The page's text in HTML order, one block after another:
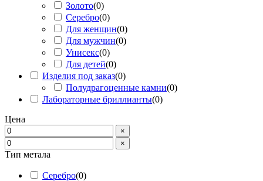
Золото(0)
Серебро(0)
Для женщин(0)
Для мужчин(0)
Унисекс(0)
Для детей(0)
Изделия под заказ(0)
Полудрагоценные камни(0)
Лабораторные бриллианты(0)
Цена
×
×
Тип метала
Серебро(0)